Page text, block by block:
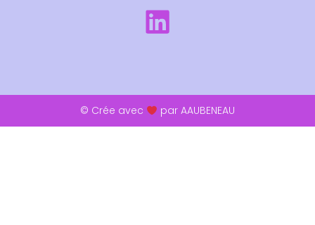
© Crée avec par AAUBENEAU